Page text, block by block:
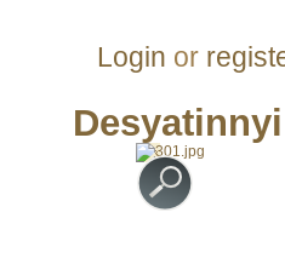
Login or